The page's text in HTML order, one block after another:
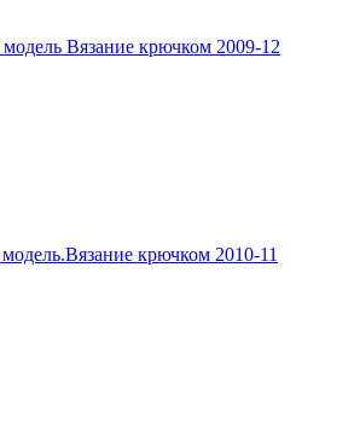
Вязание крючком 2009-12
крючком 2010-11